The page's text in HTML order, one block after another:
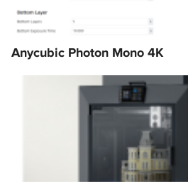
Anycubic Photon Mono 4K